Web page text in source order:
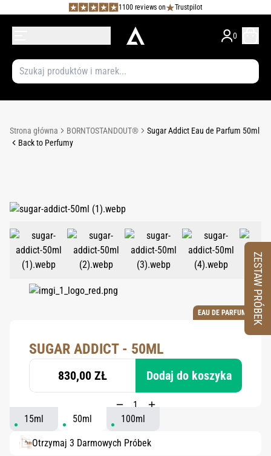
1100 reviews on Trustpilot
0
Strona główna BORNTOSTANDOUT®
Sugar Addict Eau de Parfum 50ml
Back to Perfumy
EAU DE PARFUM
SUGAR ADDICT - 50ML
830,00 ZŁ Dodaj do koszyka
15ml 50ml 100ml
Otrzymaj 3 Darmowych Próbek
ZESTAW PRÓBEK